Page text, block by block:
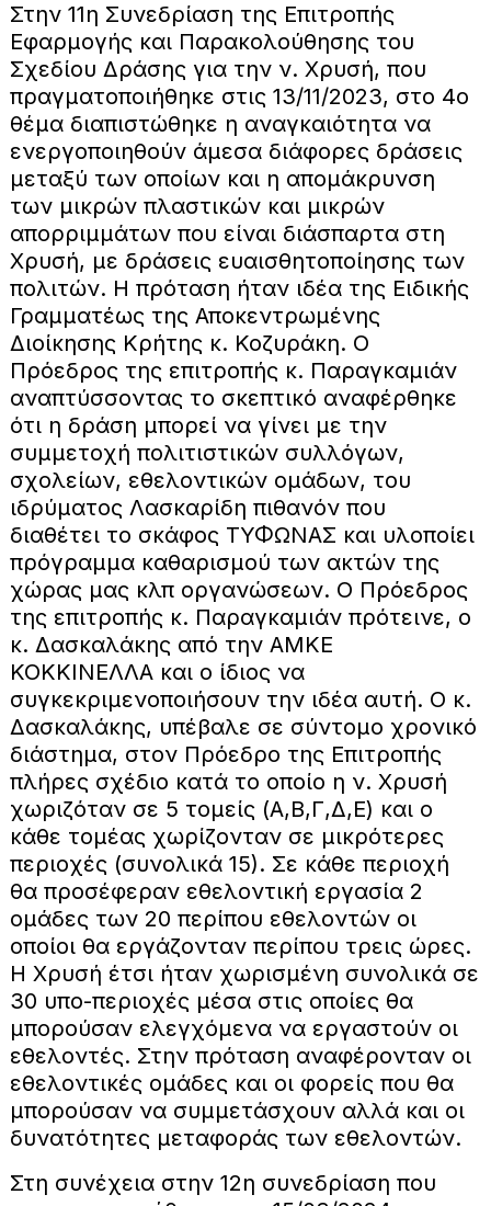
Στην 11η Συνεδρίαση της Επιτροπής
Εφαρμογής και Παρακολούθησης του
Σχεδίου Δράσης για την ν. Χρυσή, που
πραγματοποιήθηκε στις 13/11/2023, στο 4ο
θέμα διαπιστώθηκε η αναγκαιότητα να
ενεργοποιηθούν άμεσα διάφορες δράσεις
μεταξύ των οποίων και η απομάκρυνση
των μικρών πλαστικών και μικρών
απορριμμάτων που είναι διάσπαρτα στη
Χρυσή, με δράσεις ευαισθητοποίησης των
πολιτών. Η πρόταση ήταν ιδέα της Ειδικής
Γραμματέως της Αποκεντρωμένης
Διοίκησης Κρήτης κ. Κοζυράκη. Ο
Πρόεδρος της επιτροπής κ. Παραγκαμιάν
αναπτύσσοντας το σκεπτικό αναφέρθηκε
ότι η δράση μπορεί να γίνει με την
συμμετοχή πολιτιστικών συλλόγων,
σχολείων, εθελοντικών ομάδων, του
ιδρύματος Λασκαρίδη πιθανόν που
διαθέτει το σκάφος ΤΥΦΩΝΑΣ και υλοποίει
πρόγραμμα καθαρισμού των ακτών της
χώρας μας κλπ οργανώσεων. Ο Πρόεδρος
της επιτροπής κ. Παραγκαμιάν πρότεινε, ο
κ. Δασκαλάκης από την ΑΜΚΕ
ΚΟΚΚΙΝΕΛΛΑ και ο ίδιος να
συγκεκριμενοποιήσουν την ιδέα αυτή. Ο κ.
Δασκαλάκης, υπέβαλε σε σύντομο χρονικό
διάστημα, στον Πρόεδρο της Επιτροπής
πλήρες σχέδιο κατά το οποίο η ν. Χρυσή
χωριζόταν σε 5 τομείς (Α,Β,Γ,Δ,Ε) και ο
κάθε τομέας χωρίζονταν σε μικρότερες
περιοχές (συνολικά 15). Σε κάθε περιοχή
θα προσέφεραν εθελοντική εργασία 2
ομάδες των 20 περίπου εθελοντών οι
οποίοι θα εργάζονταν περίπου τρεις ώρες.
Η Χρυσή έτσι ήταν χωρισμένη συνολικά σε
30 υπο-περιοχές μέσα στις οποίες θα
μπορούσαν ελεγχόμενα να εργαστούν οι
εθελοντές. Στην πρόταση αναφέρονταν οι
εθελοντικές ομάδες και οι φορείς που θα
μπορούσαν να συμμετάσχουν αλλά και οι
δυνατότητες μεταφοράς των εθελοντών.
Στη συνέχεια στην 12η συνεδρίαση που